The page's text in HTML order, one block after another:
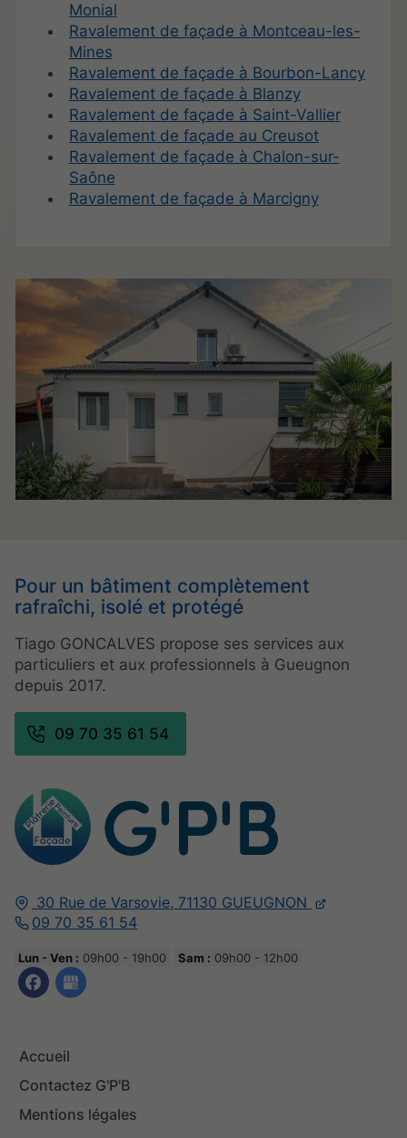
Monial
Ravalement de façade à Montceau-les-
Mines
Ravalement de façade à Bourbon-Lancy
Ravalement de façade à Blanzy
Ravalement de façade à Saint-Vallier
Ravalement de façade au Creusot
Ravalement de façade à Chalon-sur-
Saône
Ravalement de façade à Marcigny
30 Rue de Varsovie, 71130 GUEUGNON
09 70 35 61 54
Lun - Ven : 09h00 - 19h00 Sam : 09h00 - 12h00
Accueil
Contactez G'P'B
Mentions légales
Pour un bâtiment complètement
rafraîchi, isolé et protégé
Tiago GONCALVES propose ses services aux
particuliers et aux professionnels à Gueugnon
depuis 2017.
09 70 35 61 54